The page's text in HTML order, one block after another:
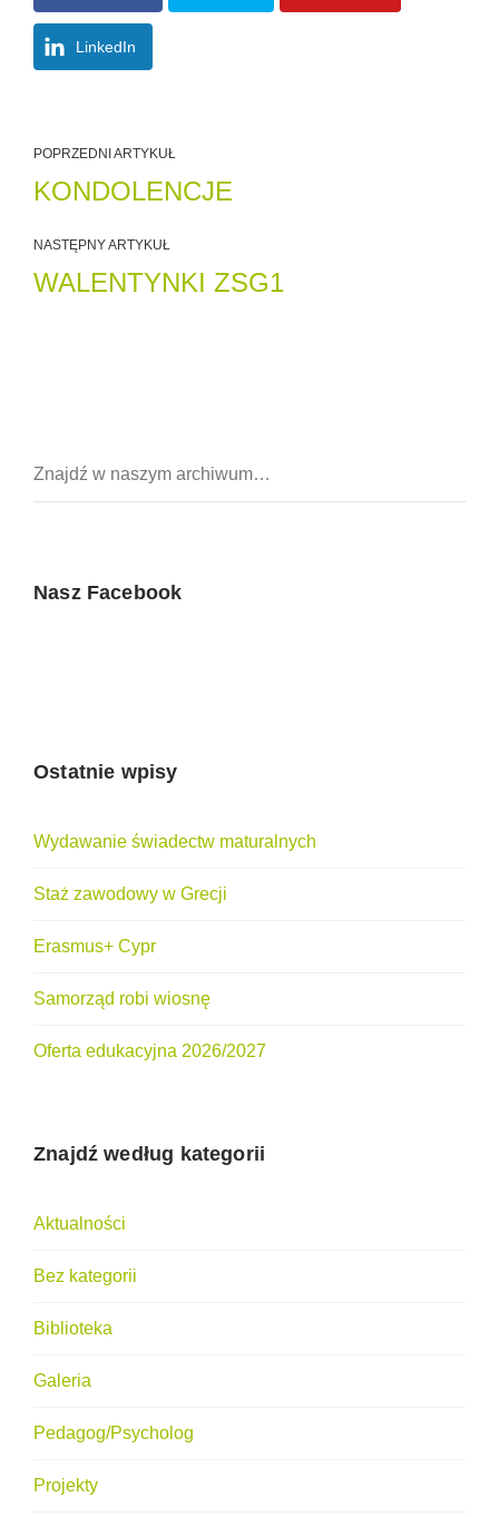
LinkedIn
POPRZEDNI ARTYKUŁ
KONDOLENCJE
NASTĘPNY ARTYKUŁ
WALENTYNKI ZSG1
Nasz Facebook
Ostatnie wpisy
Wydawanie świadectw maturalnych
Staż zawodowy w Grecji
Erasmus+ Cypr
Samorząd robi wiosnę
Oferta edukacyjna 2026/2027
Znajdź według kategorii
Aktualności
Bez kategorii
Biblioteka
Galeria
Pedagog/Psycholog
Projekty